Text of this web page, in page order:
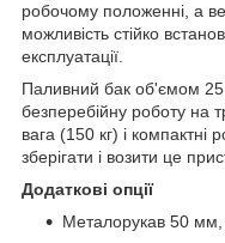
робочому положенні, а
можливість стійко
експлуатації.
Паливний бак об'ємом 25
безперебійну роботу на
вага (150 кг) і
зберігати і возити це
Додаткові опції
Металорукав 50